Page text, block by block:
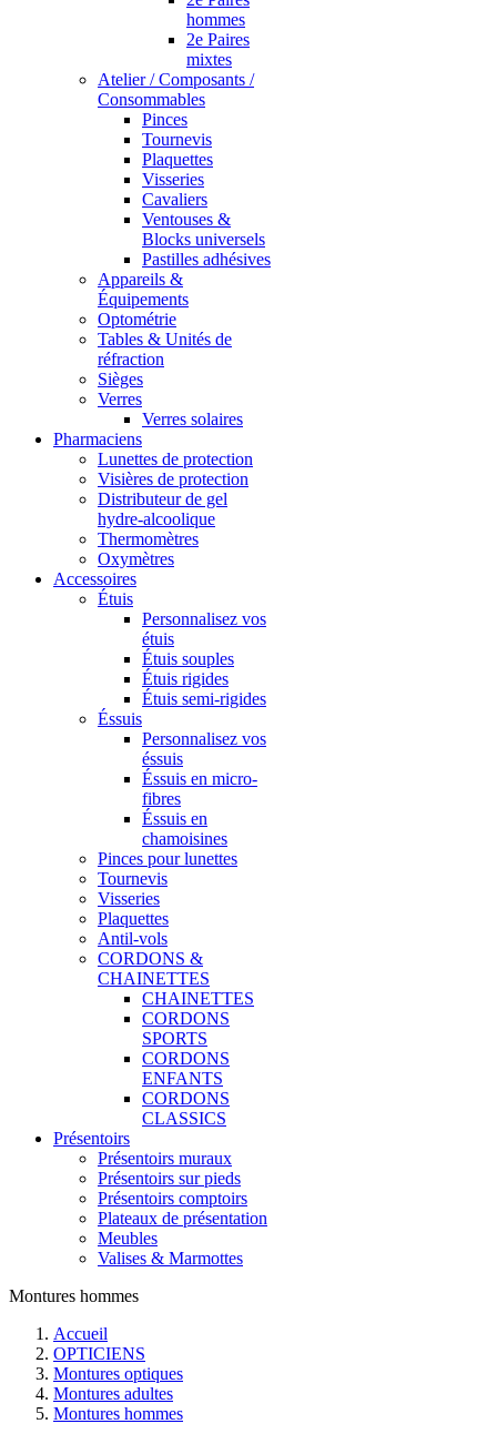
hommes
2e Paires
mixtes
Atelier / Composants /
Consommables
Pinces
Tournevis
Plaquettes
Visseries
Cavaliers
Ventouses &
Blocks universels
Pastilles adhésives
Appareils &
Équipements
Optométrie
Tables & Unités de
réfraction
Sièges
Verres
Verres solaires
Pharmaciens
Lunettes de protection
Visières de protection
Distributeur de gel
hydre-alcoolique
Thermomètres
Oxymètres
Accessoires
Étuis
Personnalisez vos
étuis
Étuis souples
Étuis rigides
Étuis semi-rigides
Éssuis
Personnalisez vos
éssuis
Éssuis en micro-
fibres
Éssuis en
chamoisines
Pinces pour lunettes
Tournevis
Visseries
Plaquettes
Antil-vols
CORDONS &
CHAINETTES
CHAINETTES
CORDONS
SPORTS
CORDONS
ENFANTS
CORDONS
CLASSICS
Présentoirs
Présentoirs muraux
Présentoirs sur pieds
Présentoirs comptoirs
Plateaux de présentation
Meubles
Valises & Marmottes
Montures hommes
Accueil
OPTICIENS
Montures optiques
Montures adultes
Montures hommes